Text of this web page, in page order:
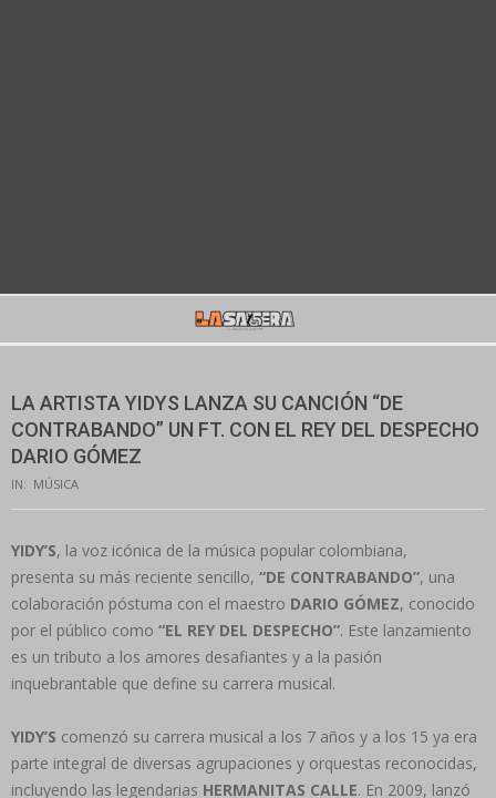
LA ARTISTA YIDYS LANZA SU CANCIÓN “DE
CONTRABANDO” UN FT. CON EL REY DEL DESPECHO
DARIO GÓMEZ
IN: MÚSICA
YIDY’S, la voz icónica de la música popular colombiana,
presenta su más reciente sencillo, “DE CONTRABANDO”, una
colaboración póstuma con el maestro DARIO GÓMEZ, conocido
por el público como “EL REY DEL DESPECHO”. Este lanzamiento
es un tributo a los amores desafiantes y a la pasión
inquebrantable que define su carrera musical.
YIDY’S comenzó su carrera musical a los 7 años y a los 15 ya era
parte integral de diversas agrupaciones y orquestas reconocidas,
incluyendo las legendarias HERMANITAS CALLE. En 2009, lanzó